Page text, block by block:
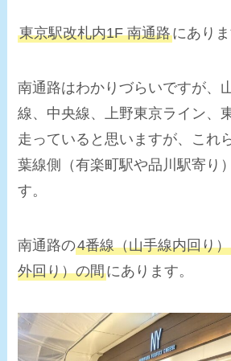
東京駅改札内1F 南通路にありま
南通路はわかりづらいですが、
線、中央線、上野東京ライン、
走っていると思いますが、これ
葉線側（有楽町駅や品川駅寄り
す。
南通路の4番線（山手線内回り
外回り）の間にあります。